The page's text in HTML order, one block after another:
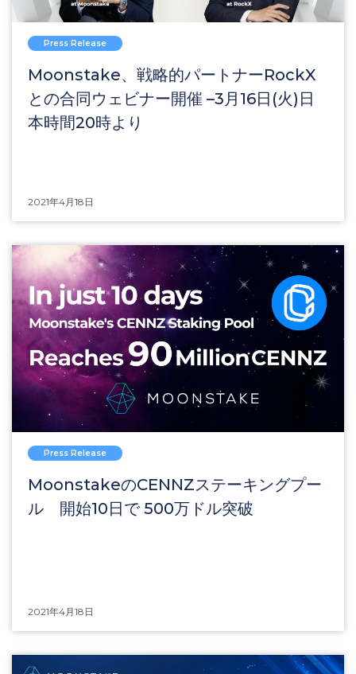
Press Release
Moonstake、戦略的パートナーRockX
との合同ウェビナー開催 –3月16日(火)日
本時間20時より
2021年4月18日
Press Release
MoonstakeのCENNZステーキングプー
ル 開始10日で 500万ドル突破
2021年4月18日